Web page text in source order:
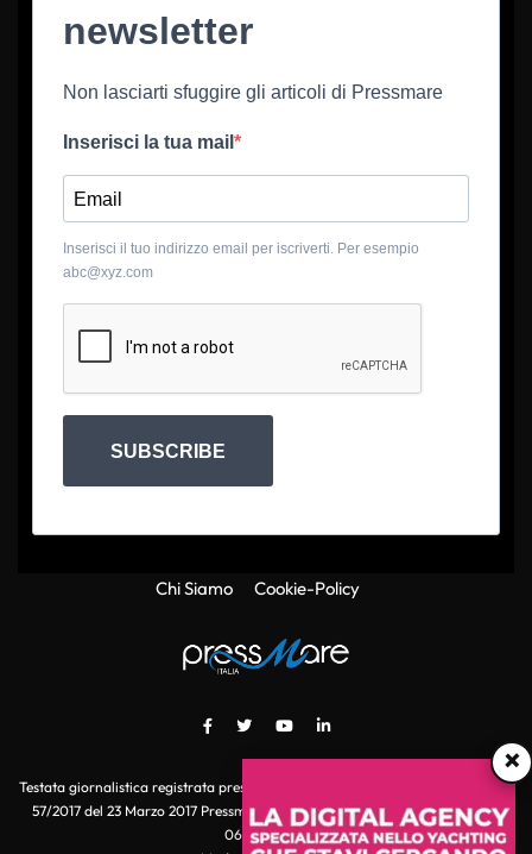
×
newsletter
Non lasciarti sfuggire gli articoli di Pressmare
Inserisci la tua mail
Inserisci il tuo indirizzo email per iscriverti. Per esempio
abc@xyz.com
SUBSCRIBE
Chi Siamo Cookie-Policy
Testata giornalistica registrata presso il Tribunale di Roma con autorizzazione
57/2017 del 23 Marzo 2017 Pressmare.it è un marchio di S.P.E.N. Srl - P.IVA
06511641000